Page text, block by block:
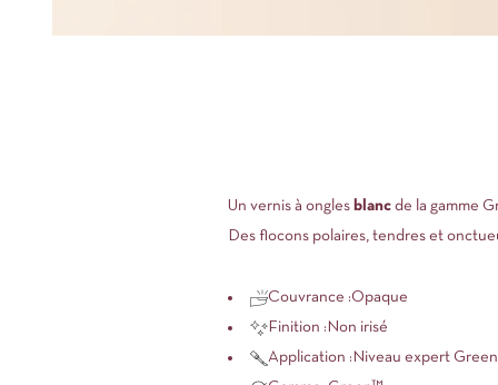
Un vernis à ongles blancde la gamme
Des flocons polaires, tendres et
Couvrance :Opaque
Finition : Non irisé
Application : Niveau expert Green